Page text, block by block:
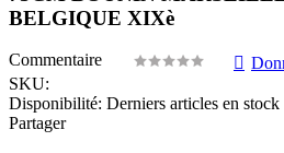
BELGIQUE XIXè
Commentaire
SKU:
Disponibilité: Derniers articles en stock
Partager